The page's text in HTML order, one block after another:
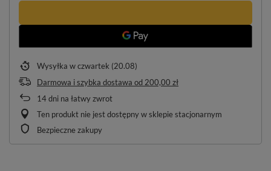
Wysyłka w czwartek (20.08)
Darmowa i szybka dostawa od 200,00 zł
14dni na łatwy zwrot
Ten produkt nie jest dostępny w sklepie stacjonarnym
Bezpieczne zakupy